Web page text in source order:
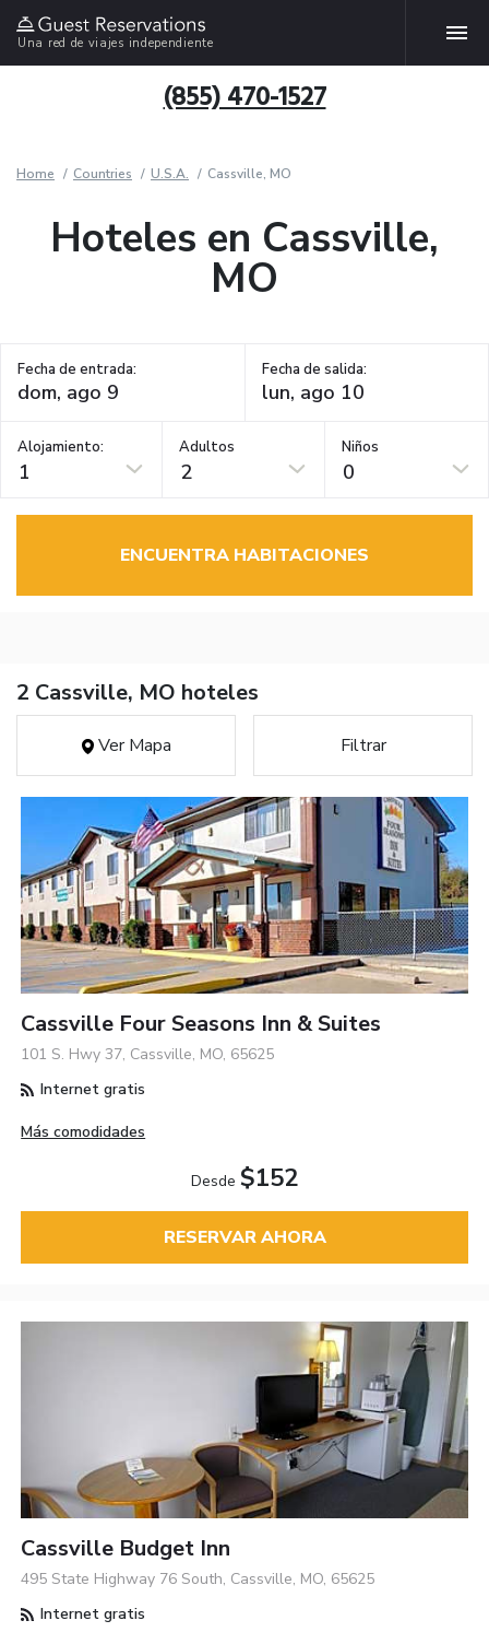
Una red de viajes independiente
(855) 470-1527
Home Countries U.S.A. Cassville, MO
Hoteles en Cassville,
MO
Fecha de entrada: Fecha de salida:
Alojamiento:
1
Adultos
2
Niños
0
ENCUENTRA HABITACIONES
2 Cassville, MO hoteles
Ver Mapa Filtrar
Cassville Four Seasons Inn & Suites
101 S. Hwy 37, Cassville, MO, 65625
Internet gratis
Más comodidades
Desde $152
RESERVAR AHORA
Cassville Budget Inn
495 State Highway 76 South, Cassville, MO, 65625
Internet gratis